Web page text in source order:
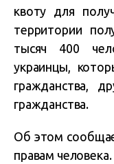
квоту для
территории
тысяч 400
украинцы,
гражданства,
гражданства.
Об этом
правам человека.